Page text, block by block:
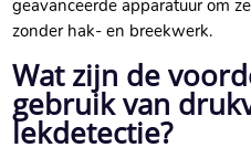
geavanceerde apparatuur om
zonder hak- en breekwerk.​
Wat zijn de
gebruik van
lekdetectie?